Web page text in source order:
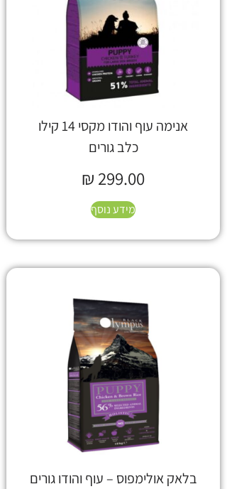
אנימה עוף והודו מקסי 14 קילו
כלב גורים
₪ 299.00
מידע נוסף
בלאק אולימפוס – עוף והודו גורים